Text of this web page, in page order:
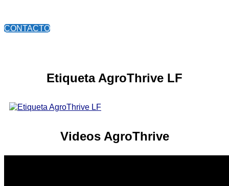
CONTACTO
Etiqueta AgroThrive LF
Videos AgroThrive